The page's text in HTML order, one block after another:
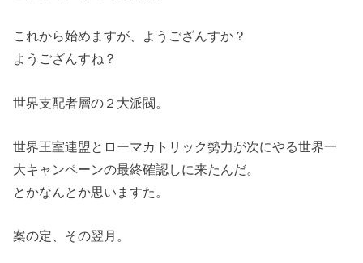
これから始めますが、ようござんすか？
ようござんすね？
世界支配者層の２大派閥。
世界王室連盟とローマカトリック勢力が次にやる世界一
大キャンペーンの最終確認しに来たんだ。
とかなんとか思いますた。
案の定、その翌月。